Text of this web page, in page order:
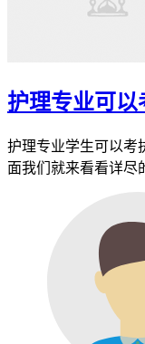
护理专业可以
护理专业学生可以考
面我们就来看看详尽